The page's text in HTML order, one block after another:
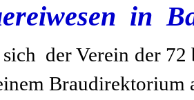
in
der Verein der 72
Braudirektorium